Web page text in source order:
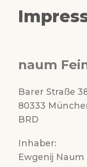
naum
Barer Straße
80333
BRD
Inhaber:
Ewgenij Naum